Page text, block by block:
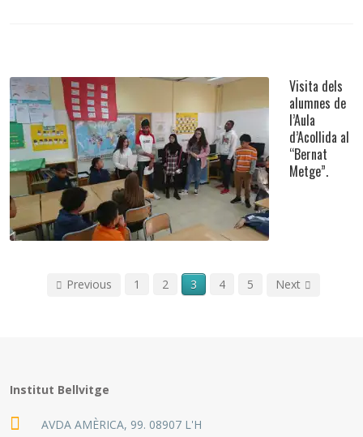
Visita dels alumnes de l’Aula d’Acollida al “Bernat
Metge”.
Català,Events Importants,General Orientació
Visita dels
alumnes de
l’Aula
d’Acollida al
“Bernat
Metge”.
Previous 1 2 3 4 5 Next
Institut Bellvitge
AVDA AMÈRICA, 99. 08907 L'H